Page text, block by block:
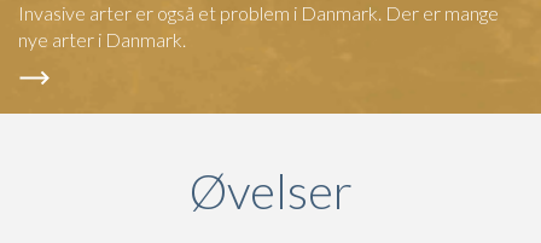
Invasive arter er også et problem i Danmark. Der er mange
nye arter i Danmark.
Øvelser